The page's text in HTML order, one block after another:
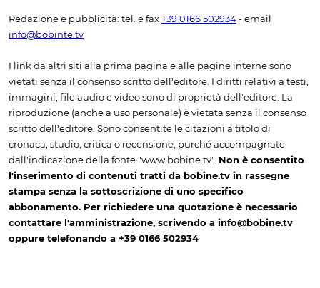
Redazione e pubblicità: tel. e fax +39 0166 502934 - email
info@bobinte.tv
I link da altri siti alla prima pagina e alle pagine interne sono
vietati senza il consenso scritto dell'editore. I diritti relativi a testi,
immagini, file audio e video sono di proprietà dell'editore. La
riproduzione (anche a uso personale) è vietata senza il consenso
scritto dell'editore. Sono consentite le citazioni a titolo di
cronaca, studio, critica o recensione, purché accompagnate
dall'indicazione della fonte "www.bobine.tv". Non è consentito
l'inserimento di contenuti tratti da bobine.tv in rassegne
stampa senza la sottoscrizione di uno specifico
abbonamento. Per richiedere una quotazione è necessario
contattare l'amministrazione, scrivendo a info@bobine.tv
oppure telefonando a +39 0166 502934